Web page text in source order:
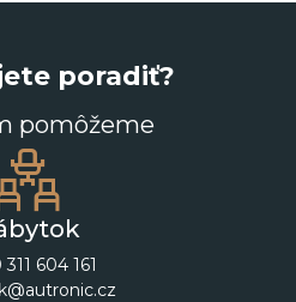
poradiť?
pomôžeme
604 161